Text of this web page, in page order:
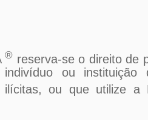
® reserva-se o direito de
indivíduo ou
ou que utilize a